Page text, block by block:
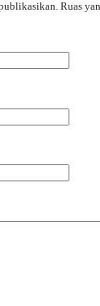
Ruas